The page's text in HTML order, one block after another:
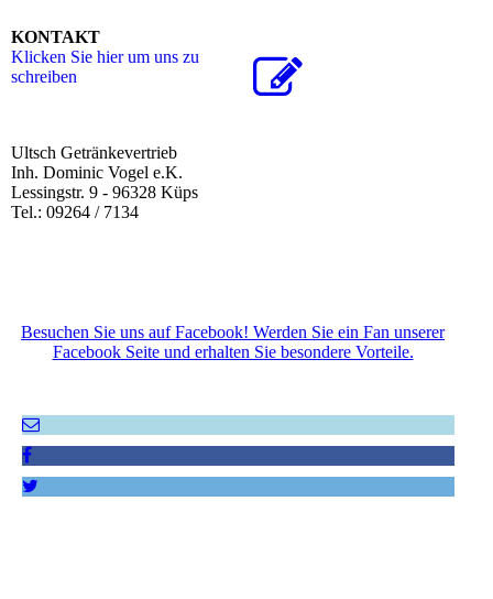
KONTAKT
Klicken Sie hier um uns zu
schreiben
Ultsch Getränkevertrieb
Inh. Dominic Vogel e.K.
Lessingstr. 9 - 96328 Küps
Tel.: 09264 / 7134
Besuchen Sie uns auf Facebook! Werden Sie ein Fan unserer
Facebook Seite und erhalten Sie besondere Vorteile.